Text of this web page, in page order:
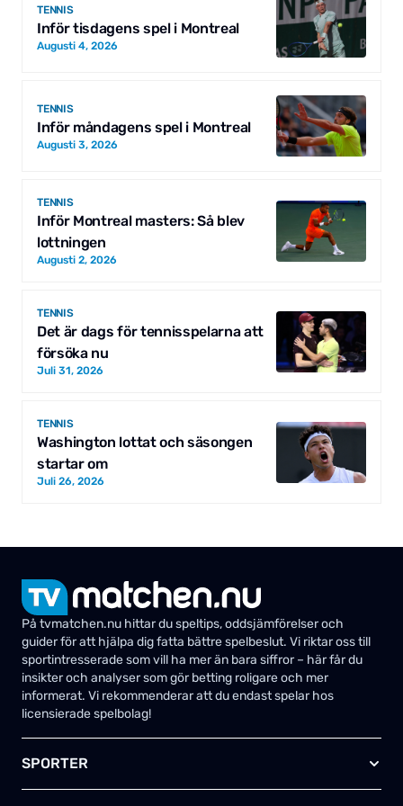
TENNIS
Inför tisdagens spel i Montreal
Augusti 4, 2026
TENNIS
Inför måndagens spel i Montreal
Augusti 3, 2026
TENNIS
Inför Montreal masters: Så blev
lottningen
Augusti 2, 2026
TENNIS
Det är dags för tennisspelarna att
försöka nu
Juli 31, 2026
TENNIS
Washington lottat och säsongen
startar om
Juli 26, 2026
På tvmatchen.nu hittar du speltips, oddsjämförelser och
guider för att hjälpa dig fatta bättre spelbeslut. Vi riktar oss till
sportintresserade som vill ha mer än bara siffror – här får du
insikter och analyser som gör betting roligare och mer
informerat. Vi rekommenderar att du endast spelar hos
licensierade spelbolag!
SPORTER